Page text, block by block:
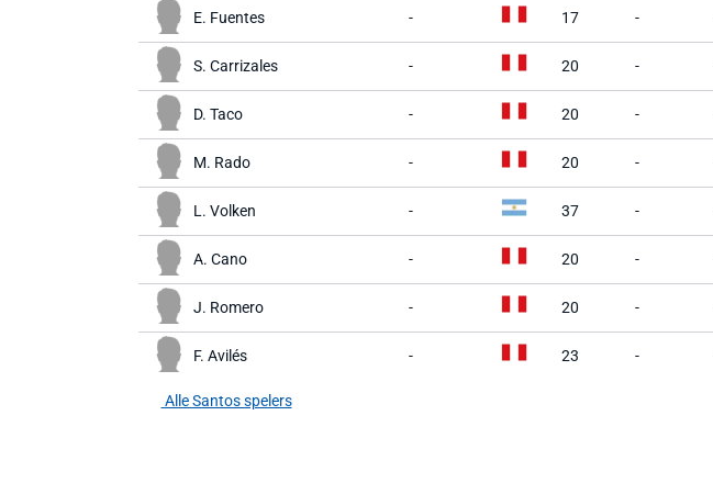
E. Fuentes - 17 -
S. Carrizales - 20 -
D. Taco - 20 -
M. Rado - 20 -
L. Volken - 37 -
A. Cano - 20 -
J. Romero - 20 -
F. Avilés - 23 -
Alle Santos spelers